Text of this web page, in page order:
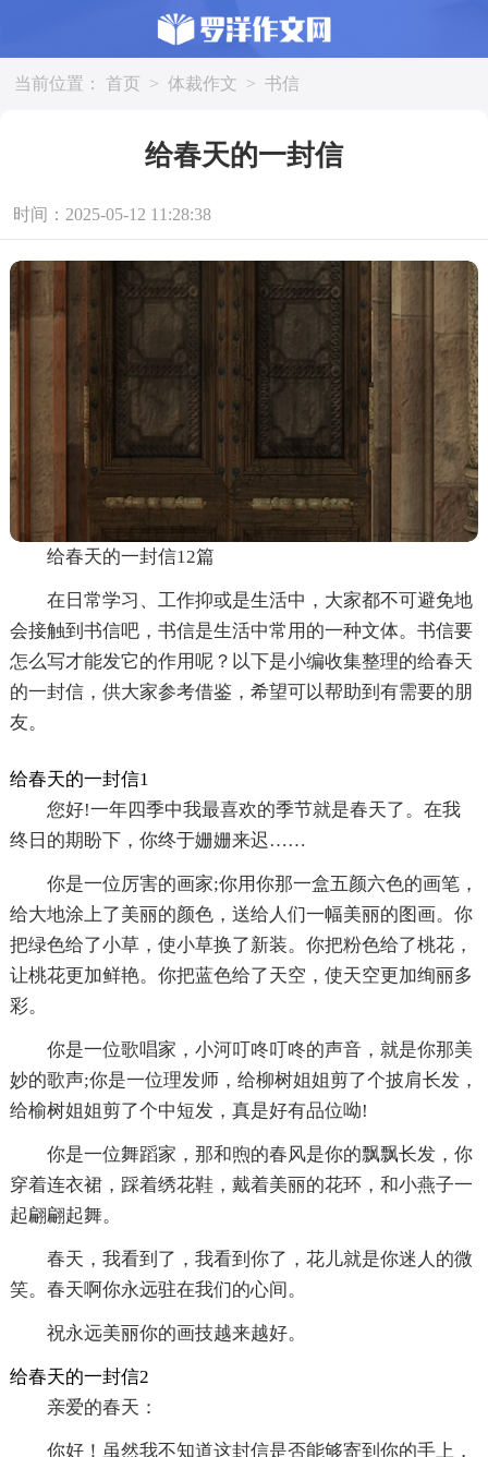
当前位置： 首页 > 体裁作文 > 书信
给春天的一封信
时间：2025-05-12 11:28:38
给春天的一封信12篇
在日常学习、工作抑或是生活中，大家都不可避免地
会接触到书信吧，书信是生活中常用的一种文体。书信要
怎么写才能发它的作用呢？以下是小编收集整理的给春天
的一封信，供大家参考借鉴，希望可以帮助到有需要的朋
友。
给春天的一封信1
您好!一年四季中我最喜欢的季节就是春天了。在我
终日的期盼下，你终于姗姗来迟……
你是一位厉害的画家;你用你那一盒五颜六色的画笔，
给大地涂上了美丽的颜色，送给人们一幅美丽的图画。你
把绿色给了小草，使小草换了新装。你把粉色给了桃花，
让桃花更加鲜艳。你把蓝色给了天空，使天空更加绚丽多
彩。
你是一位歌唱家，小河叮咚叮咚的声音，就是你那美
妙的歌声;你是一位理发师，给柳树姐姐剪了个披肩长发，
给榆树姐姐剪了个中短发，真是好有品位呦!
你是一位舞蹈家，那和煦的春风是你的飘飘长发，你
穿着连衣裙，踩着绣花鞋，戴着美丽的花环，和小燕子一
起翩翩起舞。
春天，我看到了，我看到你了，花儿就是你迷人的微
笑。春天啊你永远驻在我们的心间。
祝永远美丽你的画技越来越好。
给春天的一封信2
亲爱的春天：
你好！虽然我不知道这封信是否能够寄到你的手上，